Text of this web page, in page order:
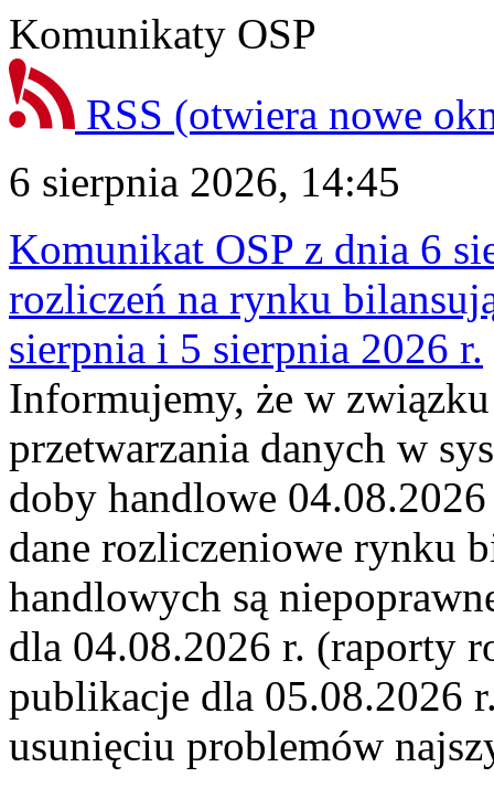
Komunikaty OSP
RSS (otwiera nowe
6 sierpnia 2026, 14:45
Komunikat OSP z dnia 6
rozliczeń na rynku
sierpnia i 5 sierpnia 2026 r.
Informujemy, że w
przetwarzania danych w
doby handlowe
dane rozliczeniowe rynku
handlowych są
dla 04.08.2026 r. (raporty
publikacje dla 05.08.2026
usunięciu problemów